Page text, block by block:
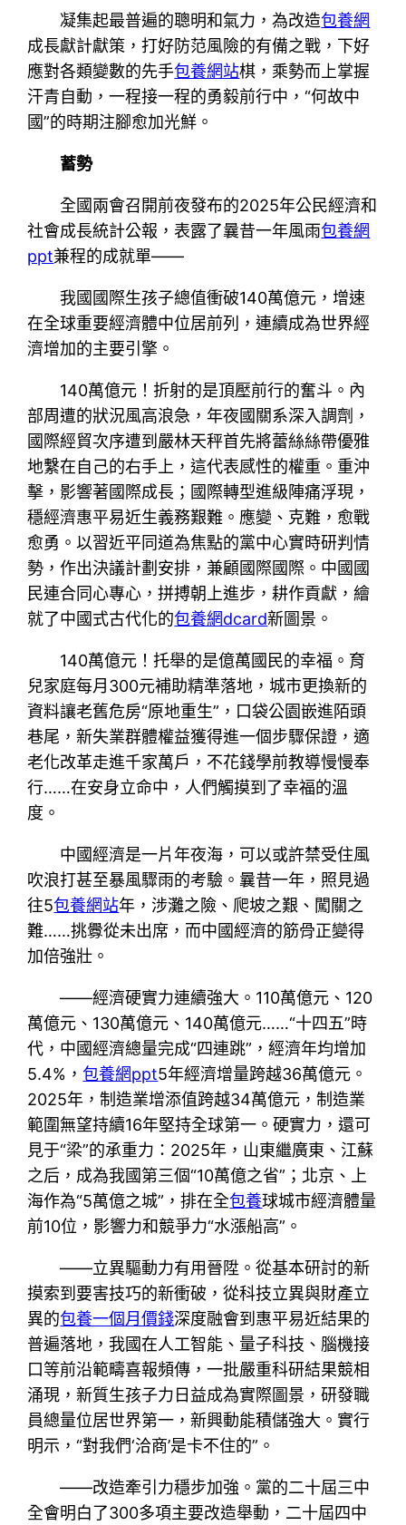
凝集起最普遍的聰明和氣力，為改造包養網
成長獻計獻策，打好防范風險的有備之戰，下好
應對各類變數的先手包養網站棋，乘勢而上掌握
汗青自動，一程接一程的勇毅前行中，“何故中
國”的時期注腳愈加光鮮。
蓄勢
全國兩會召開前夜發布的2025年公民經濟和
社會成長統計公報，表露了曩昔一年風雨包養網
ppt兼程的成就單——
我國國際生孩子總值衝破140萬億元，增速
在全球重要經濟體中位居前列，連續成為世界經
濟增加的主要引擎。
140萬億元！折射的是頂壓前行的奮斗。內
部周遭的狀況風高浪急，年夜國關系深入調劑，
國際經貿次序遭到嚴林天秤首先將蕾絲絲帶優雅
地繫在自己的右手上，這代表感性的權重。重沖
擊，影響著國際成長；國際轉型進級陣痛浮現，
穩經濟惠平易近生義務艱難。應變、克難，愈戰
愈勇。以習近平同道為焦點的黨中心實時研判情
勢，作出決議計劃安排，兼顧國際國際。中國國
民連合同心專心，拼搏朝上進步，耕作貢獻，繪
就了中國式古代化的包養網dcard新圖景。
140萬億元！托舉的是億萬國民的幸福。育
兒家庭每月300元補助精準落地，城市更換新的
資料讓老舊危房“原地重生”，口袋公園嵌進陌頭
巷尾，新失業群體權益獲得進一個步驟保證，適
老化改革走進千家萬戶，不花錢學前教導慢慢奉
行……在安身立命中，人們觸摸到了幸福的溫
度。
中國經濟是一片年夜海，可以或許禁受住風
吹浪打甚至暴風驟雨的考驗。曩昔一年，照見過
往5包養網站年，涉灘之險、爬坡之艱、闖關之
難……挑釁從未出席，而中國經濟的筋骨正變得
加倍強壯。
——經濟硬實力連續強大。110萬億元、120
萬億元、130萬億元、140萬億元……“十四五”時
代，中國經濟總量完成“四連跳”，經濟年均增加
5.4%，包養網ppt5年經濟增量跨越36萬億元。
2025年，制造業增添值跨越34萬億元，制造業
範圍無望持續16年堅持全球第一。硬實力，還可
見于“梁”的承重力：2025年，山東繼廣東、江蘇
之后，成為我國第三個“10萬億之省”；北京、上
海作為“5萬億之城”，排在全包養球城市經濟體量
前10位，影響力和競爭力“水漲船高”。
——立異驅動力有用晉陞。從基本研討的新
摸索到要害技巧的新衝破，從科技立異與財產立
異的包養一個月價錢深度融會到惠平易近結果的
普遍落地，我國在人工智能、量子科技、腦機接
口等前沿範疇喜報頻傳，一批嚴重科研結果競相
涌現，新質生孩子力日益成為實際圖景，研發職
員總量位居世界第一，新興動能積儲強大。實行
明示，“對我們‘洽商’是卡不住的”。
——改造牽引力穩步加強。黨的二十屆三中
全會明白了300多項主要改造舉動，二十屆四中